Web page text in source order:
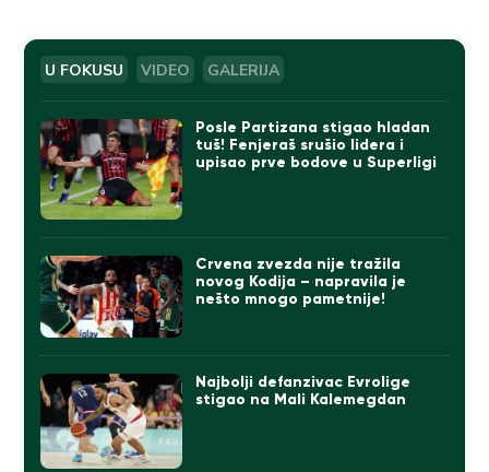
U FOKUSU VIDEO GALERIJA
Posle Partizana stigao hladan
tuš! Fenjeraš srušio lidera i
upisao prve bodove u Superligi
Crvena zvezda nije tražila
novog Kodija – napravila je
nešto mnogo pametnije!
Najbolji defanzivac Evrolige
stigao na Mali Kalemegdan